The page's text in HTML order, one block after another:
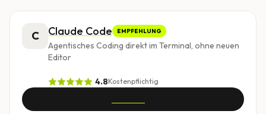
C Claude Code EMPFEHLUNG
Agentisches Coding direkt im Terminal, ohne neuen
Editor
4.8Kostenpflichtig